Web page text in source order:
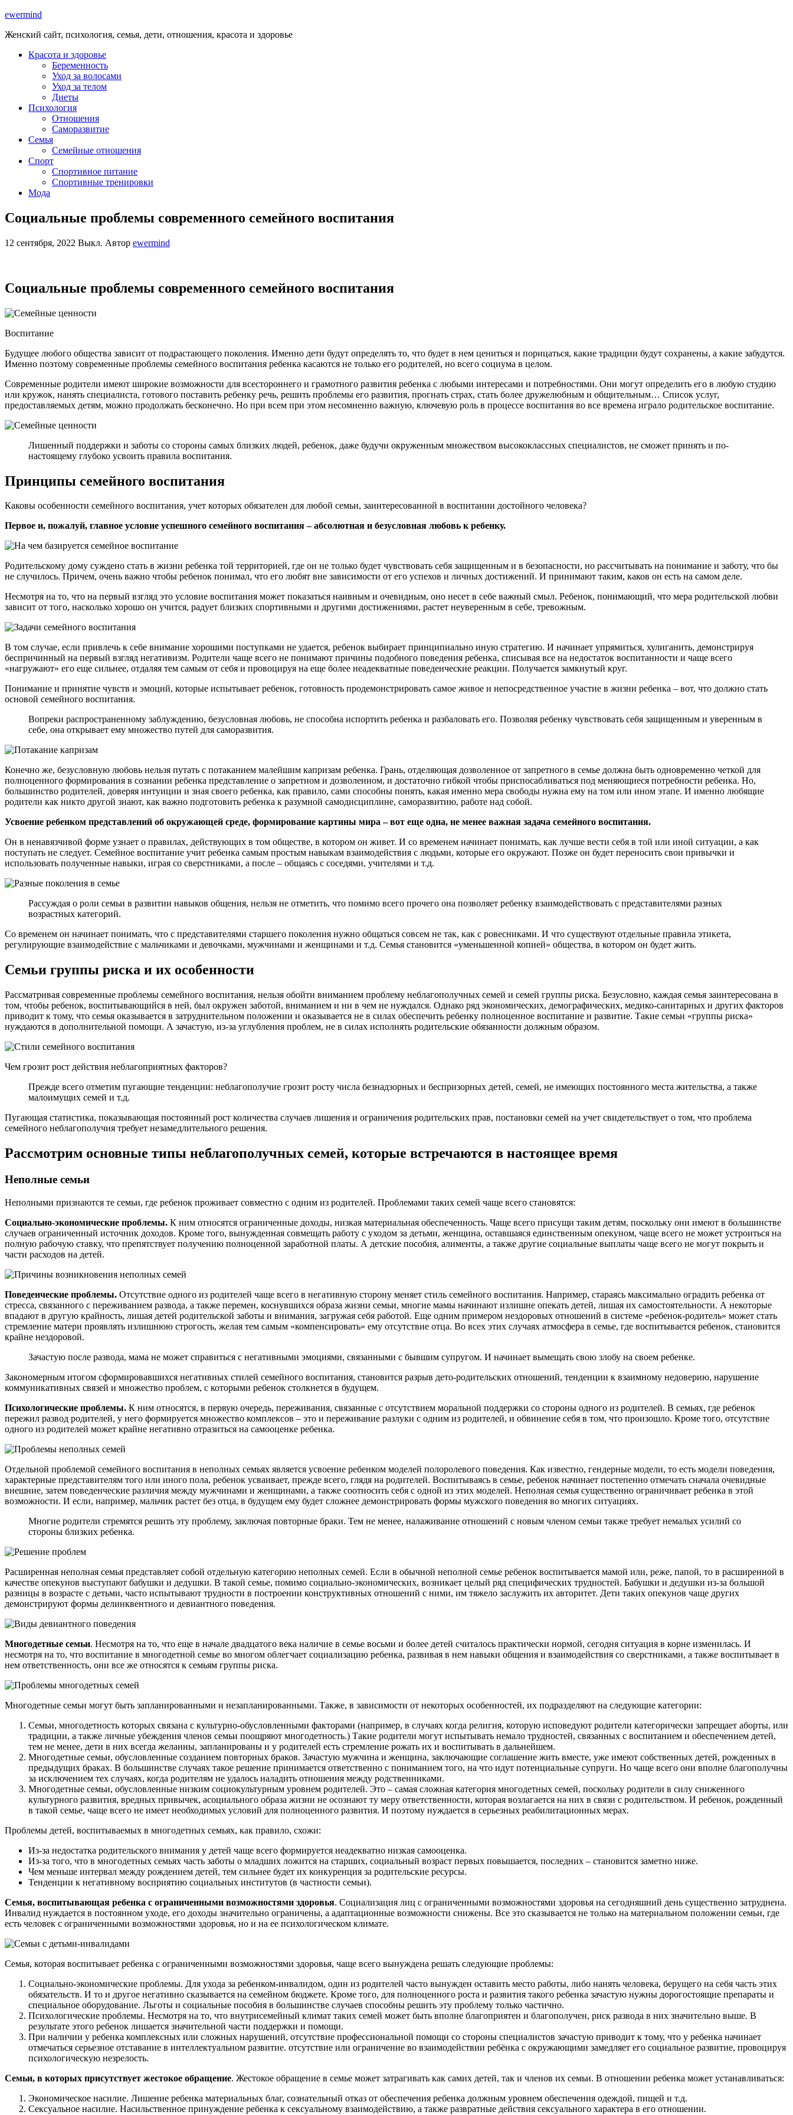
ewermind
Женский сайт, психология, семья, дети, отношения, красота и здоровье
Красота и здоровье
Беременность
Уход за волосами
Уход за телом
Диеты
Психология
Отношения
Саморазвитие
Семья
Семейные отношения
Спорт
Спортивное питание
Спортивные тренировки
Мода
Социальные проблемы современного семейного воспитания
12 сентября, 2022 Выкл. Автор ewermind
Социальные проблемы современного семейного воспитания
Воспитание
Будущее любого общества зависит от подрастающего поколения. Именно дети будут определять то, что будет в нем цениться и порицаться, какие традиции будут сохранены, а какие забудутся.
Именно поэтому современные проблемы семейного воспитания ребенка касаются не только его родителей, но всего социума в целом.
Современные родители имеют широкие возможности для всестороннего и грамотного развития ребенка с любыми интересами и потребностями. Они могут определить его в любую студию
или кружок, нанять специалиста, готового поставить ребенку речь, решить проблемы его развития, прогнать страх, стать более дружелюбным и общительным… Список услуг,
предоставляемых детям, можно продолжать бесконечно. Но при всем при этом несомненно важную, ключевую роль в процессе воспитания во все времена играло родительское воспитание.
Лишенный поддержки и заботы со стороны самых близких людей, ребенок, даже будучи окруженным множеством высококлассных специалистов, не сможет принять и по-
настоящему глубоко усвоить правила воспитания.
Принципы семейного воспитания
Каковы особенности семейного воспитания, учет которых обязателен для любой семьи, заинтересованной в воспитании достойного человека?
Первое и, пожалуй, главное условие успешного семейного воспитания – абсолютная и безусловная любовь к ребенку.
Родительскому дому суждено стать в жизни ребенка той территорией, где он не только будет чувствовать себя защищенным и в безопасности, но рассчитывать на понимание и заботу, что бы
не случилось. Причем, очень важно чтобы ребенок понимал, что его любят вне зависимости от его успехов и личных достижений. И принимают таким, каков он есть на самом деле.
Несмотря на то, что на первый взгляд это условие воспитания может показаться наивным и очевидным, оно несет в себе важный смыл. Ребенок, понимающий, что мера родительской любви
зависит от того, насколько хорошо он учится, радует близких спортивными и другими достижениями, растет неуверенным в себе, тревожным.
В том случае, если привлечь к себе внимание хорошими поступками не удается, ребенок выбирает принципиально иную стратегию. И начинает упрямиться, хулиганить, демонстрируя
беспричинный на первый взгляд негативизм. Родители чаще всего не понимают причины подобного поведения ребенка, списывая все на недостаток воспитанности и чаще всего
«нагружают» его еще сильнее, отдаляя тем самым от себя и провоцируя на еще более неадекватные поведенческие реакции. Получается замкнутый круг.
Понимание и принятие чувств и эмоций, которые испытывает ребенок, готовность продемонстрировать самое живое и непосредственное участие в жизни ребенка – вот, что должно стать
основой семейного воспитания.
Вопреки распространенному заблуждению, безусловная любовь, не способна испортить ребенка и разбаловать его. Позволяя ребенку чувствовать себя защищенным и уверенным в
себе, она открывает ему множество путей для саморазвития.
Конечно же, безусловную любовь нельзя путать с потаканием малейшим капризам ребенка. Грань, отделяющая дозволенное от запретного в семье должна быть одновременно четкой для
полноценного формирования в сознании ребенка представление о запретном и дозволенном, и достаточно гибкой чтобы приспосабливаться под меняющиеся потребности ребенка. Но,
большинство родителей, доверяя интуиции и зная своего ребенка, как правило, сами способны понять, какая именно мера свободы нужна ему на том или ином этапе. И именно любящие
родители как никто другой знают, как важно подготовить ребенка к разумной самодисциплине, саморазвитию, работе над собой.
Усвоение ребенком представлений об окружающей среде, формирование картины мира – вот еще одна, не менее важная задача семейного воспитания.
Он в ненавязчивой форме узнает о правилах, действующих в том обществе, в котором он живет. И со временем начинает понимать, как лучше вести себя в той или иной ситуации, а как
поступать не следует. Семейное воспитание учит ребенка самым простым навыкам взаимодействия с людьми, которые его окружают. Позже он будет переносить свои привычки и
использовать полученные навыки, играя со сверстниками, а после – общаясь с соседями, учителями и т.д.
Рассуждая о роли семьи в развитии навыков общения, нельзя не отметить, что помимо всего прочего она позволяет ребенку взаимодействовать с представителями разных
возрастных категорий.
Со временем он начинает понимать, что с представителями старшего поколения нужно общаться совсем не так, как с ровесниками. И что существуют отдельные правила этикета,
регулирующие взаимодействие с мальчиками и девочками, мужчинами и женщинами и т.д. Семья становится «уменьшенной копией» общества, в котором он будет жить.
Семьи группы риска и их особенности
Рассматривая современные проблемы семейного воспитания, нельзя обойти вниманием проблему неблагополучных семей и семей группы риска. Безусловно, каждая семья заинтересована в
том, чтобы ребенок, воспитывающийся в ней, был окружен заботой, вниманием и ни в чем не нуждался. Однако ряд экономических, демографических, медико-санитарных и других факторов
приводит к тому, что семья оказывается в затруднительном положении и оказывается не в силах обеспечить ребенку полноценное воспитание и развитие. Такие семьи «группы риска»
нуждаются в дополнительной помощи. А зачастую, из-за углубления проблем, не в силах исполнять родительские обязанности должным образом.
Чем грозит рост действия неблагоприятных факторов?
Прежде всего отметим пугающие тенденции: неблагополучие грозит росту числа безнадзорных и беспризорных детей, семей, не имеющих постоянного места жительства, а также
малоимущих семей и т.д.
Пугающая статистика, показывающая постоянный рост количества случаев лишения и ограничения родительских прав, постановки семей на учет свидетельствует о том, что проблема
семейного неблагополучия требует незамедлительного решения.
Рассмотрим основные типы неблагополучных семей, которые встречаются в настоящее время
Неполные семьи
Неполными признаются те семьи, где ребенок проживает совместно с одним из родителей. Проблемами таких семей чаще всего становятся:
Социально-экономические проблемы. К ним относятся ограниченные доходы, низкая материальная обеспеченность. Чаще всего присущи таким детям, поскольку они имеют в большинстве
случаев ограниченный источник доходов. Кроме того, вынужденная совмещать работу с уходом за детьми, женщина, оставшаяся единственным опекуном, чаще всего не может устроиться на
полную рабочую ставку, что препятствует получению полноценной заработной платы. А детские пособия, алименты, а также другие социальные выплаты чаще всего не могут покрыть и
части расходов на детей.
Поведенческие проблемы. Отсутствие одного из родителей чаще всего в негативную сторону меняет стиль семейного воспитания. Например, стараясь максимально оградить ребенка от
стресса, связанного с переживанием развода, а также перемен, коснувшихся образа жизни семьи, многие мамы начинают излишне опекать детей, лишая их самостоятельности. А некоторые
впадают в другую крайность, лишая детей родительской заботы и внимания, загружая себя работой. Еще одним примером нездоровых отношений в системе «ребенок-родитель» может стать
стремление матери проявлять излишнюю строгость, желая тем самым «компенсировать» ему отсутствие отца. Во всех этих случаях атмосфера в семье, где воспитывается ребенок, становится
крайне нездоровой.
Зачастую после развода, мама не может справиться с негативными эмоциями, связанными с бывшим супругом. И начинает вымещать свою злобу на своем ребенке.
Закономерным итогом сформировавшихся негативных стилей семейного воспитания, становится разрыв дето-родительских отношений, тенденции к взаимному недоверию, нарушение
коммуникативных связей и множество проблем, с которыми ребенок столкнется в будущем.
Психологические проблемы. К ним относятся, в первую очередь, переживания, связанные с отсутствием моральной поддержки со стороны одного из родителей. В семьях, где ребенок
пережил развод родителей, у него формируется множество комплексов – это и переживание разлуки с одним из родителей, и обвинение себя в том, что произошло. Кроме того, отсутствие
одного из родителей может крайне негативно отразиться на самооценке ребенка.
Отдельной проблемой семейного воспитания в неполных семьях является усвоение ребенком моделей полоролевого поведения. Как известно, гендерные модели, то есть модели поведения,
характерные представителям того или иного пола, ребенок усваивает, прежде всего, глядя на родителей. Воспитываясь в семье, ребенок начинает постепенно отмечать сначала очевидные
внешние, затем поведенческие различия между мужчинами и женщинами, а также соотносить себя с одной из этих моделей. Неполная семья существенно ограничивает ребенка в этой
возможности. И если, например, мальчик растет без отца, в будущем ему будет сложнее демонстрировать формы мужского поведения во многих ситуациях.
Многие родители стремятся решить эту проблему, заключая повторные браки. Тем не менее, налаживание отношений с новым членом семьи также требует немалых усилий со
стороны близких ребенка.
Расширенная неполная семья представляет собой отдельную категорию неполных семей. Если в обычной неполной семье ребенок воспитывается мамой или, реже, папой, то в расширенной в
качестве опекунов выступают бабушки и дедушки. В такой семье, помимо социально-экономических, возникает целый ряд специфических трудностей. Бабушки и дедушки из-за большой
разницы в возрасте с детьми, часто испытывают трудности в построении конструктивных отношений с ними, им тяжело заслужить их авторитет. Дети таких опекунов чаще других
демонстрируют формы делинквентного и девиантного поведения.
Многодетные семьи. Несмотря на то, что еще в начале двадцатого века наличие в семье восьми и более детей считалось практически нормой, сегодня ситуация в корне изменилась. И
несмотря на то, что воспитание в многодетной семье во многом облегчает социализацию ребенка, развивая в нем навыки общения и взаимодействия со сверстниками, а также воспитывает в
нем ответственность, они все же относятся к семьям группы риска.
Многодетные семьи могут быть запланированными и незапланированными. Также, в зависимости от некоторых особенностей, их подразделяют на следующие категории:
Семьи, многодетность которых связана с культурно-обусловленными факторами (например, в случаях когда религия, которую исповедуют родители категорически запрещает аборты, или
традиции, а также личные убеждения членов семьи поощряют многодетность.) Такие родители могут испытывать немало трудностей, связанных с воспитанием и обеспечением детей,
тем не менее, дети в них всегда желанны, запланированы и у родителей есть стремление рожать их и воспитывать в дальнейшем.
Многодетные семьи, обусловленные созданием повторных браков. Зачастую мужчина и женщина, заключающие соглашение жить вместе, уже имеют собственных детей, рожденных в
предыдущих браках. В большинстве случаях такое решение принимается ответственно с пониманием того, на что идут потенциальные супруги. Но чаще всего они вполне благополучны
за исключением тех случаях, когда родителям не удалось наладить отношения между родственниками.
Многодетные семьи, обусловленные низким социокультурным уровнем родителей. Это – самая сложная категория многодетных семей, поскольку родители в силу сниженного
культурного развития, вредных привычек, асоциального образа жизни не осознают ту меру ответственности, которая возлагается на них в связи с родительством. И ребенок, рожденный
в такой семье, чаще всего не имеет необходимых условий для полноценного развития. И поэтому нуждается в серьезных реабилитационных мерах.
Проблемы детей, воспитываемых в многодетных семьях, как правило, схожи:
Из-за недостатка родительского внимания у детей чаще всего формируется неадекватно низкая самооценка.
Из-за того, что в многодетных семьях часть заботы о младших ложится на старших, социальный возраст первых повышается, последних – становится заметно ниже.
Чем меньше интервал между рождением детей, тем сильнее будет их конкуренция за родительские ресурсы.
Тенденции к негативному восприятию социальных институтов (в частности семьи).
Семья, воспитывающая ребенка с ограниченными возможностями здоровья. Социализация лиц с ограниченными возможностями здоровья на сегодняшний день существенно затруднена.
Инвалид нуждается в постоянном уходе, его доходы значительно ограничены, а адаптационные возможности снижены. Все это сказывается не только на материальном положении семьи, где
есть человек с ограниченными возможностями здоровья, но и на ее психологическом климате.
Семья, которая воспитывает ребенка с ограниченными возможностями здоровья, чаще всего вынуждена решать следующие проблемы:
Социально-экономические проблемы. Для ухода за ребенком-инвалидом, один из родителей часто вынужден оставить место работы, либо нанять человека, берущего на себя часть этих
обязательств. И то и другое негативно сказывается на семейном бюджете. Кроме того, для полноценного роста и развития такого ребенка зачастую нужны дорогостоящие препараты и
специальное оборудование. Льготы и социальные пособия в большинстве случаев способны решить эту проблему только частично.
Психологические проблемы. Несмотря на то, что внутрисемейный климат таких семей может быть вполне благоприятен и благополучен, риск развода в них значительно выше. В
результате этого ребенок лишается значительной части поддержки и помощи.
При наличии у ребенка комплексных или сложных нарушений, отсутствие профессиональной помощи со стороны специалистов зачастую приводит к тому, что у ребенка начинает
отмечаться серьезное отставание в интеллектуальном развитие. отсутствие или ограничение во взаимодействии ребёнка с окружающими замедляет его социальное развитие, провоцируя
психологическую незрелость.
Семьи, в которых присутствует жестокое обращение. Жестокое обращение в семье может затрагивать как самих детей, так и членов их семьи. В отношении ребенка может устанавливаться:
Экономическое насилие. Лишение ребенка материальных благ, сознательный отказ от обеспечения ребенка должным уровнем обеспечения одеждой, пищей и т.д.
Сексуальное насилие. Насильственное принуждение ребенка к сексуальному взаимодействию, а также развратные действия сексуального характера в его отношении.